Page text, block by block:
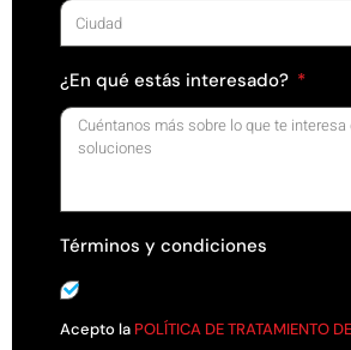
¿En qué estás interesado?
Términos y condiciones
Acepto la POLÍTICA DE TRATAMIENTO